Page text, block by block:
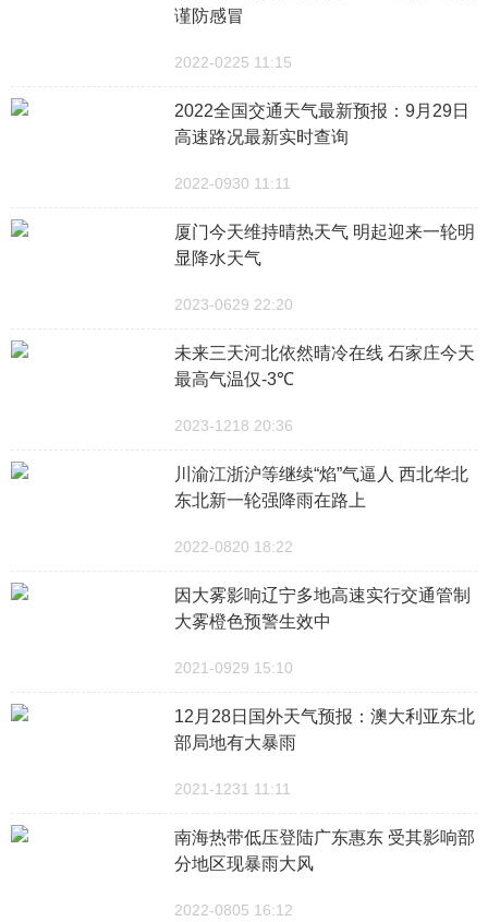
谨防感冒
2022-0225 11:15
2022全国交通天气最新预报：9月29日
高速路况最新实时查询
2022-0930 11:11
厦门今天维持晴热天气 明起迎来一轮明
显降水天气
2023-0629 22:20
未来三天河北依然晴冷在线 石家庄今天
最高气温仅-3℃
2023-1218 20:36
川渝江浙沪等继续“焰”气逼人 西北华北
东北新一轮强降雨在路上
2022-0820 18:22
因大雾影响辽宁多地高速实行交通管制
大雾橙色预警生效中
2021-0929 15:10
12月28日国外天气预报：澳大利亚东北
部局地有大暴雨
2021-1231 11:11
南海热带低压登陆广东惠东 受其影响部
分地区现暴雨大风
2022-0805 16:12